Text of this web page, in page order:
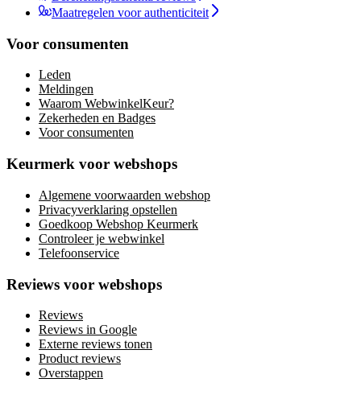
Maatregelen voor authenticiteit
Voor consumenten
Leden
Meldingen
Waarom WebwinkelKeur?
Zekerheden en Badges
Voor consumenten
Keurmerk voor webshops
Algemene voorwaarden webshop
Privacyverklaring opstellen
Goedkoop Webshop Keurmerk
Controleer je webwinkel
Telefoonservice
Reviews voor webshops
Reviews
Reviews in Google
Externe reviews tonen
Product reviews
Overstappen